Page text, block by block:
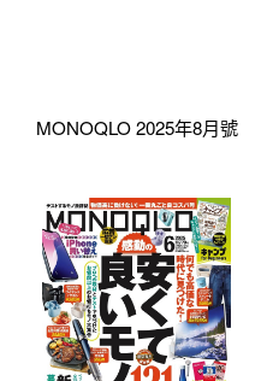
MONOQLO 2025年8月號